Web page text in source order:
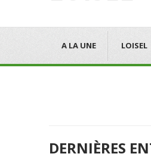
A LA UNE LOISEL
DERNIÈRES